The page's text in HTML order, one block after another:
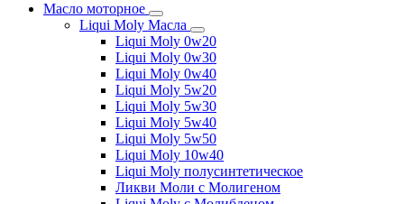
Масло моторное
Liqui Moly Масла
Liqui Moly 0w20
Liqui Moly 0w30
Liqui Moly 0w40
Liqui Moly 5w20
Liqui Moly 5w30
Liqui Moly 5w40
Liqui Moly 5w50
Liqui Moly 10w40
Liqui Moly полусинтетическое
Ликви Моли с Молигеном